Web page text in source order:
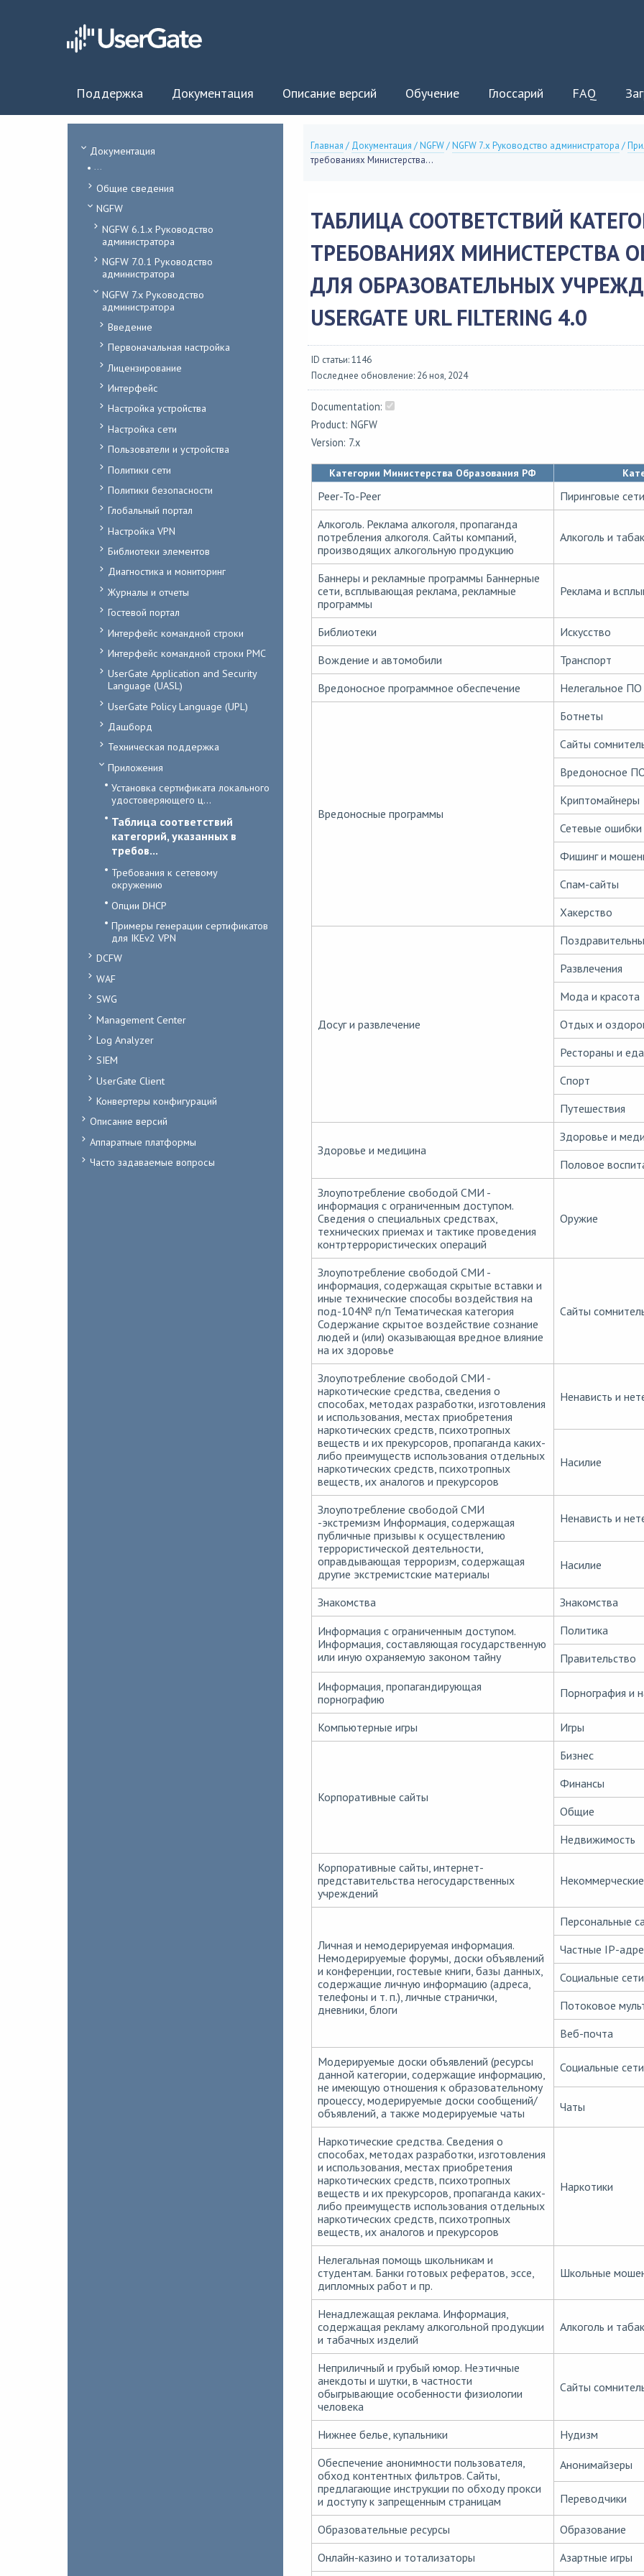
Поддержка Документация Описание версий Обучение Глоссарий FAQ
Документация
...
Общие сведения
NGFW
NGFW 6.1.x Руководство
администратора
NGFW 7.0.1 Руководство
администратора
NGFW 7.x Руководство
администратора
Введение
Первоначальная настройка
Лицензирование
Интерфейс
Настройка устройства
Настройка сети
Пользователи и устройства
Политики сети
Политики безопасности
Глобальный портал
Настройка VPN
Библиотеки элементов
Диагностика и мониторинг
Журналы и отчеты
Гостевой портал
Интерфейс командной строки
Интерфейс командной строки PMC
UserGate Application and Security
Language (UASL)
UserGate Policy Language (UPL)
Дашборд
Техническая поддержка
Приложения
Установка сертификата локального
удостоверяющего ц...
Таблица соответствий
категорий, указанных в
требов...
Требования к сетевому
окружению
Опции DHCP
Примеры генерации сертификатов
для IKEv2 VPN
DCFW
WAF
SWG
Management Center
Log Analyzer
SIEM
UserGate Client
Конвертеры конфигураций
Описание версий
Аппаратные платформы
Часто задаваемые вопросы
Главная / Документация /NGFW/NGFW 7.x Руководство администратора /
требованиях Министерства...
ТАБЛИЦА СООТВЕТСТВИЙ
ТРЕБОВАНИЯХ МИНИСТЕРСТВА
ДЛЯ ОБРАЗОВАТЕЛЬНЫХ
USERGATE URL FILTERING 4.0
ID статьи: 1146
Последнее обновление: 26 ноя, 2024
Documentation:
Product: NGFW
Version: 7.x
Категории Министерства Образования РФ
Peer-To-Peer
Пиринговые сети
Алкоголь. Реклама алкоголя, пропаганда
потребления алкоголя. Сайты компаний,
производящих алкогольную продукцию
Алкоголь и табак
Баннеры и рекламные программы Баннерные
сети, всплывающая реклама, рекламные
программы
Реклама и
Библиотеки
Искусство
Вождение и автомобили
Транспорт
Вредоносное программное обеспечение
Нелегальное ПО
Вредоносные программы
Ботнеты
Сайты
Вредоносное
Криптомайнеры
Сетевые ошибки
Фишинг и
Спам-сайты
Хакерство
Досуг и развлечение
Развлечения
Мода и красота
Отдых и
Рестораны и еда
Спорт
Путешествия
Здоровье и медицина
Здоровье и
Половое
Злоупотребление свободой СМИ -
информация с ограниченным доступом.
Сведения о специальных средствах,
технических приемах и тактике проведения
контртеррористических операций
Оружие
Злоупотребление свободой СМИ -
информация, содержащая скрытые вставки и
иные технические способы воздействия на
под-104№ п/п Тематическая категория
Содержание скрытое воздействие сознание
людей и (или) оказывающая вредное влияние
на их здоровье
Сайты
Злоупотребление свободой СМИ -
наркотические средства, сведения о
способах, методах разработки, изготовления
и использования, местах приобретения
наркотических средств, психотропных
веществ и их прекурсоров, пропаганда каких-
либо преимуществ использования отдельных
наркотических средств, психотропных
веществ, их аналогов и прекурсоров
Ненависть и
Насилие
Злоупотребление свободой СМИ
-экстремизм Информация, содержащая
публичные призывы к осуществлению
террористической деятельности,
оправдывающая терроризм, содержащая
другие экстремистские материалы
Ненависть и
Насилие
Знакомства
Знакомства
Информация с ограниченным доступом.
Информация, составляющая государственную
или иную охраняемую законом тайну
Политика
Правительство
Информация, пропагандирующая
порнографию
Порнография и
Компьютерные игры Игры
Корпоративные сайты
Бизнес
Финансы
Общие
Недвижимость
Корпоративные сайты, интернет-
представительства негосударственных
учреждений
Личная и немодерируемая информация.
Немодерируемые форумы, доски объявлений
и конференции, гостевые книги, базы данных,
содержащие личную информацию (адреса,
телефоны и т. п.), личные странички,
дневники, блоги
Персональные
Частные IP-
Социальные сети
Потоковое
Веб-почта
Модерируемые доски объявлений (ресурсы
данной категории, содержащие информацию,
не имеющую отношения к образовательному
процессу, модерируемые доски сообщений/
объявлений, а также модерируемые чаты
Социальные сети
Чаты
Наркотические средства. Сведения о
способах, методах разработки, изготовления
и использования, местах приобретения
наркотических средств, психотропных
веществ и их прекурсоров, пропаганда каких-
либо преимуществ использования отдельных
наркотических средств, психотропных
веществ, их аналогов и прекурсоров
Наркотики
Нелегальная помощь школьникам и
студентам. Банки готовых рефератов, эссе,
дипломных работ и пр.
Школьные
Ненадлежащая реклама. Информация,
содержащая рекламу алкогольной продукции
и табачных изделий
Алкоголь и табак
Неприличный и грубый юмор. Неэтичные
анекдоты и шутки, в частности
обыгрывающие особенности физиологии
человека
Сайты
Нижнее белье, купальники
Нудизм
Обеспечение анонимности пользователя,
обход контентных фильтров. Сайты,
предлагающие инструкции по обходу прокси
и доступу к запрещенным страницам
Анонимайзеры
Переводчики
Образовательные ресурсы
Образование
Онлайн-казино и тотализаторы
Азартные игры